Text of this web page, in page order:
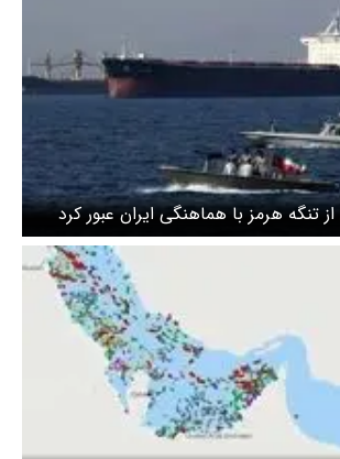
تنگه هرمز با هماهنگی ایران عبور کرد